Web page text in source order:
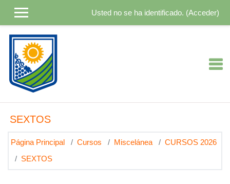
Usted no se ha identificado. (Acceder)
SEXTOS
Página Principal Cursos Miscelánea
CURSOS 2026
SEXTOS